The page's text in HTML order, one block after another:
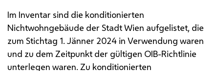
Im Inventar sind die konditionierten
Nichtwohngebäude der Stadt Wien aufgelistet, die
zum Stichtag 1. Jänner 2024 in Verwendung waren
und zu dem Zeitpunkt der gültigen OIB-Richtlinie
unterlegen waren. Zu konditionierten